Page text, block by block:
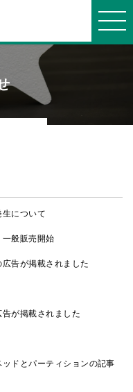
ついて ABOUT
オリジ
ー
発泡ポ
ン
「床にポ
沿革・
くある質問
お問い
合せ
について
一般販売開始
告が掲載されました
が掲載されました
ドとパーティションの記事